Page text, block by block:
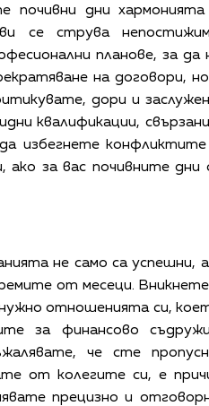
почивни дни хармонията
се струва
планове, за да
на договори,
дори и
квалификации,
избегнете
за вас почивните дни
не само са успешни,
от месеци.
отношенията си,
за финансово
че сте
от колегите си, е
прецизно и